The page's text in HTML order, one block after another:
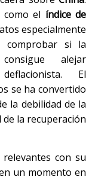
como el índice de
especialmente
comprobar si la
alejar
El
se ha convertido
la debilidad de la
la recuperación
con su
un momento en